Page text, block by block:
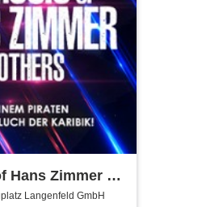
Hans Zimmer &
of Film
Langenfeld GmbH